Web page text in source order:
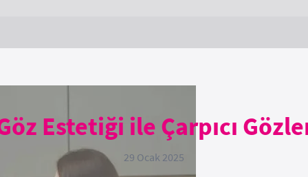
Estetiği ile Çarpıcı
29 Ocak 2025